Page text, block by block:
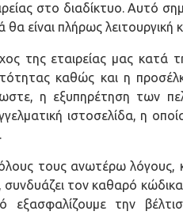
στο διαδίκτυο. Αυτό
θα είναι πλήρως
της εταιρείας μας κατά
καθώς και η
η εξυπηρέτηση των
ιστοσελίδα, η
τους ανωτέρω λόγους,
συνδυάζει τον καθαρό
εξασφαλίζουμε την